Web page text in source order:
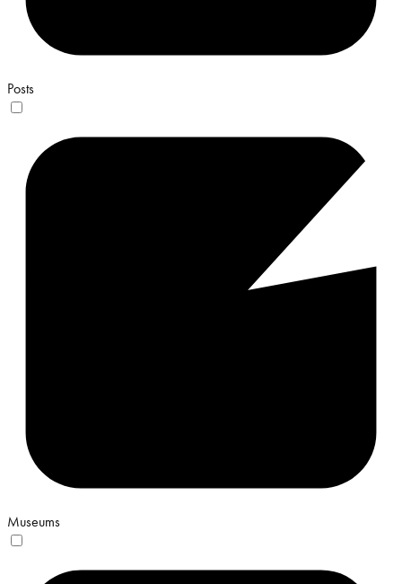
Posts
Museums